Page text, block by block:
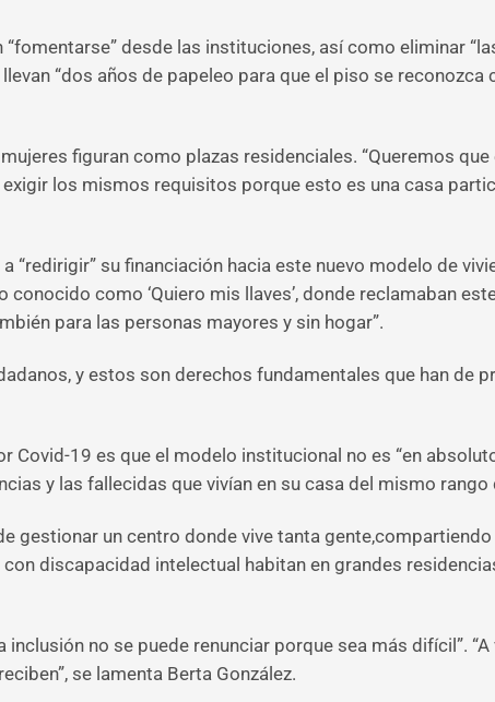
desde las instituciones, así como eliminar
“dos años de papeleo para que el piso se reconozca
figuran como plazas residenciales. “Queremos que
los mismos requisitos porque esto es una casa
su financiación hacia este nuevo modelo de
como ‘Quiero mis llaves’, donde reclamaban
para las personas mayores y sin hogar”.
y estos son derechos fundamentales que han de
19 es que el modelo institucional no es “en
y las fallecidas que vivían en su casa del mismo rango
gestionar un centro donde vive tanta
discapacidad intelectual habitan en grandes
no se puede renunciar porque sea más difícil”.
se lamenta Berta González.